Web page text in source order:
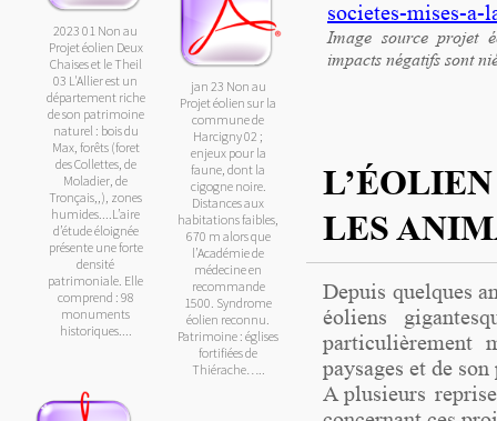
societes-mises-a-
Image source projet
impacts négatifs sont
2023 01 Non au
Projet éolien Deux
Chaises et le Theil
03 L'Allier est un
département riche
de son patrimoine
naturel : bois du
Max, forêts (foret
des Collettes, de
Moladier, de
Tronçais,,), zones
humides....L’aire
d’étude éloignée
présente une forte
densité
patrimoniale. Elle
comprend : 98
monuments
historiques....
jan 23 Non au
Projet éolien sur la
commune de
Harcigny 02 ;
enjeux pour la
faune, dont la
cigogne noire.
Distances aux
habitations faibles,
670 m alors que
l’Académie de
médecine en
recommande
1500. Syndrome
éolien reconnu.
Patrimoine : églises
fortifiées de
Thiérache…..
LES
Depuis quelques
éoliens
particulièrement
paysages et de
A plusieurs